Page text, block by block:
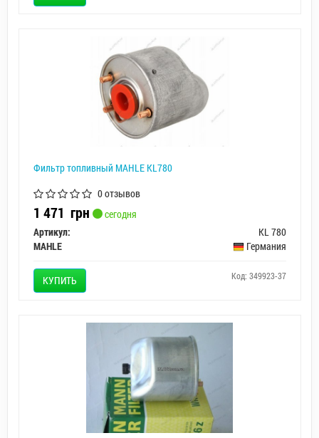
Фильтр топливный MAHLE KL780
0 отзывов
1 471 грн
сегодня
Артикул:
KL 780
MAHLE
Германия
КУПИТЬ Код: 349923-37